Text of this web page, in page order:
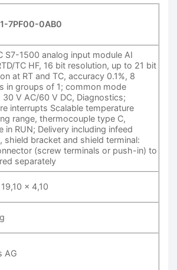
7PF00-0AB0
S7-1500 analog input module AI
TC HF, 16 bit resolution, up to 21 bit
at RT and TC, accuracy 0.1%, 8
in groups of 1; common mode
30 V AC/60 V DC, Diagnostics;
interrupts Scalable temperature
range, thermocouple type C,
in RUN; Delivery including infeed
shield bracket and shield terminal:
(screw terminals or push-in) to
separately
x 4,10
AG